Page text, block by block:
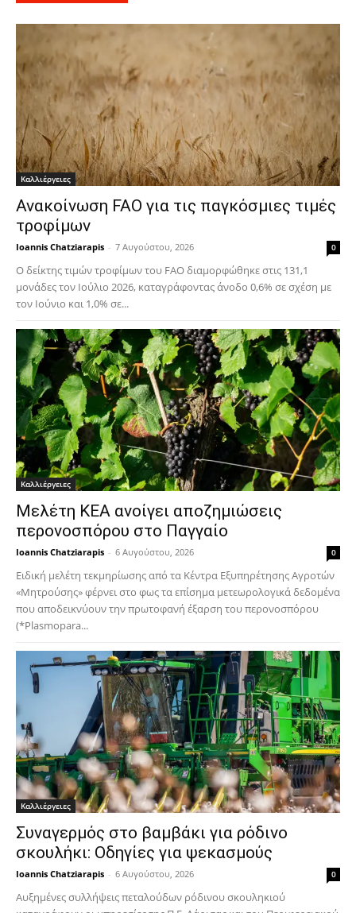
Καλλιέργειες
Ανακοίνωση FAO για τις παγκόσμιες τιμές
τροφίμων
Ioannis Chatziarapis - 7 Αυγούστου, 2026 0
Ο δείκτης τιμών τροφίμων του FAO διαμορφώθηκε στις 131,1
μονάδες τον Ιούλιο 2026, καταγράφοντας άνοδο 0,6% σε σχέση με
τον Ιούνιο και 1,0% σε...
Καλλιέργειες
Μελέτη ΚΕΑ ανοίγει αποζημιώσεις
περονοσπόρου στο Παγγαίο
Ioannis Chatziarapis - 6 Αυγούστου, 2026 0
Ειδική μελέτη τεκμηρίωσης από τα Κέντρα Εξυπηρέτησης Αγροτών
«Μητρούσης» φέρνει στο φως τα επίσημα μετεωρολογικά δεδομένα
που αποδεικνύουν την πρωτοφανή έξαρση του περονοσπόρου
(*Plasmopara...
Καλλιέργειες
Συναγερμός στο βαμβάκι για ρόδινο
σκουλήκι: Οδηγίες για ψεκασμούς
Ioannis Chatziarapis - 6 Αυγούστου, 2026 0
Αυξημένες συλλήψεις πεταλούδων ρόδινου σκουληκιού